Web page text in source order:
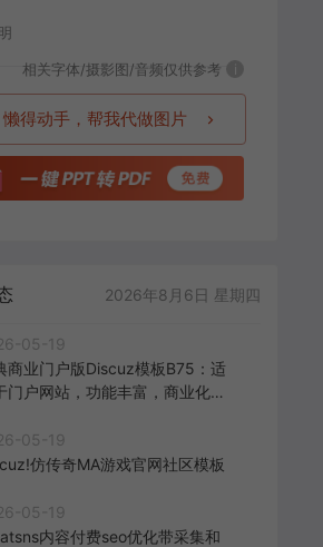
相关字体/摄影图/音频仅供参考 i
懒得动手，帮我代做图片
2026年8月6日 星期四
05-19
商业门户版Discuz模板B75：适
门户网站，功能丰富，商业化呈
05-19
仿传奇MA游戏官网社区模板
05-19
内容付费seo优化带采集和